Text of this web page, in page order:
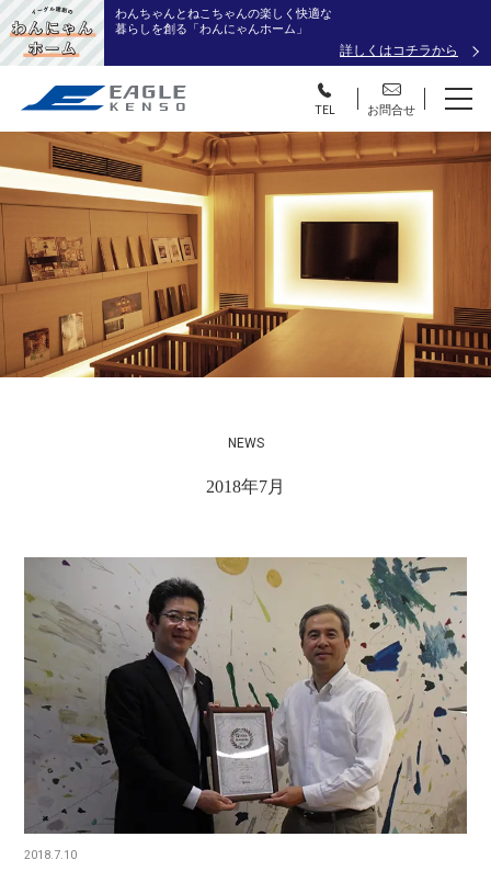
わんちゃんとねこちゃんの楽しく快適な
暮らしを創る「わんにゃんホーム」
詳しくはコチラから
TEL お問合せ
NEWS
2018年7月
2018.7.10